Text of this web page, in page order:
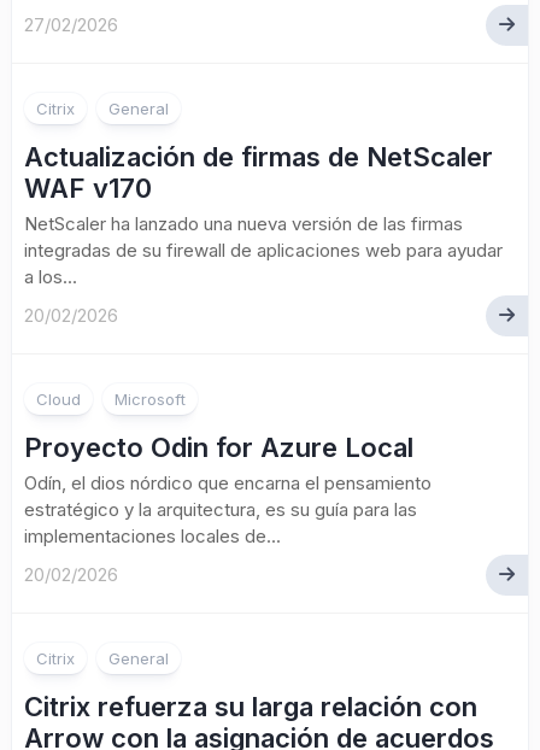
27/02/2026
Citrix General
Actualización de firmas de NetScaler
WAF v170
NetScaler ha lanzado una nueva versión de las firmas
integradas de su firewall de aplicaciones web para ayudar
a los...
20/02/2026
Cloud Microsoft
Proyecto Odin for Azure Local
Odín, el dios nórdico que encarna el pensamiento
estratégico y la arquitectura, es su guía para las
implementaciones locales de...
20/02/2026
Citrix General
Citrix refuerza su larga relación con
Arrow con la asignación de acuerdos